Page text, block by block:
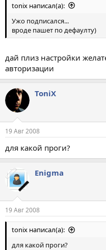
tonix написал(а):
Ужо подписался...
вроде пашет по дефаулту)
дай плиз настройки
авторизации
ToniX
19 Авг 2008
для какой проги?
Enigma
19 Авг 2008
tonix написал(а):
для какой проги?